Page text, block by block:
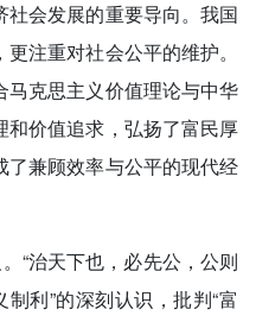
会发展的重要导向。我国
注重对社会公平的维护。
马克思主义价值理论与中华
价值追求，弘扬了富民厚
兼顾效率与公平的现代经
“治天下也，必先公，公则
利”的深刻认识，批判“富